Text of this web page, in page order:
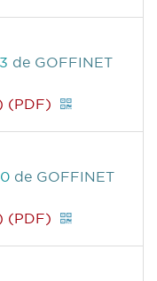
de GOFFINET
(PDF)
de GOFFINET
(PDF)